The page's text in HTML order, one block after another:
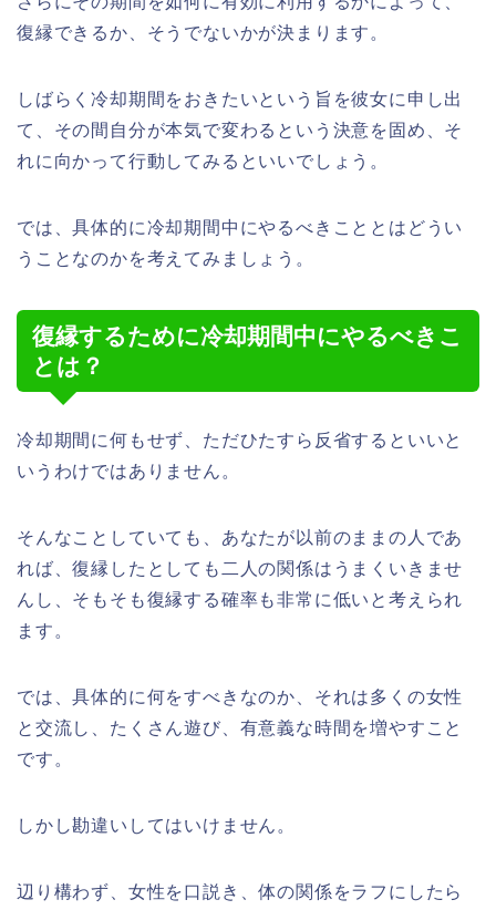
復縁できるか、そうでないかが決まります。
しばらく冷却期間をおきたいという旨を彼女に申し出
て、その間自分が本気で変わるという決意を固め、そ
れに向かって行動してみるといいでしょう。
では、具体的に冷却期間中にやるべきこととはどうい
うことなのかを考えてみましょう。
復縁するために冷却期間中にやるべきこ
とは？
冷却期間に何もせず、ただひたすら反省するといいと
いうわけではありません。
そんなことしていても、あなたが以前のままの人であ
れば、復縁したとしても二人の関係はうまくいきませ
んし、そもそも復縁する確率も非常に低いと考えられ
ます。
では、具体的に何をすべきなのか、それは多くの女性
と交流し、たくさん遊び、有意義な時間を増やすこと
です。
しかし勘違いしてはいけません。
辺り構わず、女性を口説き、体の関係をラフにしたら